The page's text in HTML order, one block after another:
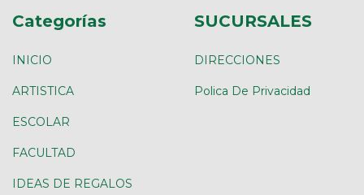
Categorías
INICIO
ARTISTICA
ESCOLAR
FACULTAD
IDEAS DE REGALOS
SUCURSALES
DIRECCIONES
Polica De Privacidad